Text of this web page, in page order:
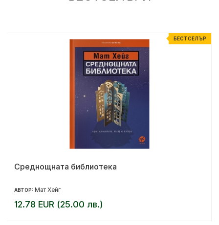
БЕСТСЕЛЪР
Среднощната библиотека
АВТОР: Мат Хейг
12.78 EUR (25.00 лв.)